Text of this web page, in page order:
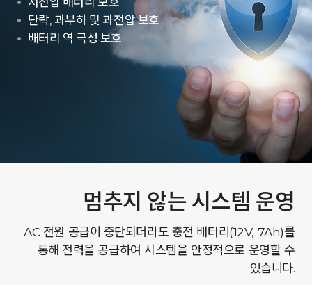
단락, 과부하 및 과전압 보호
배터리 역 극성 보호
멈추지 않는 시스템 운영
AC 전원 공급이 중단되더라도 충전 배터리(12V, 7Ah)를
통해 전력을 공급하여 시스템을 안정적으로 운영할 수
있습니다.